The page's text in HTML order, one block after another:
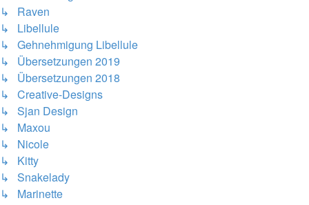
↳ Raven
↳ Libellule
↳ Gehnehmigung Libellule
↳ Übersetzungen 2019
↳ Übersetzungen 2018
↳ Creative-Designs
↳ Sjan Design
↳ Maxou
↳ Nicole
↳ Kitty
↳ Snakelady
↳ Marinette